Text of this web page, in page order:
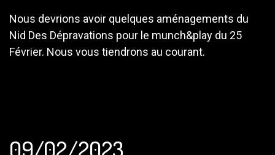
Nous devrions avoir quelques aménagements du
Nid Des Dépravations pour le munch&play du 25
Février. Nous vous tiendrons au courant.
09/02/2023